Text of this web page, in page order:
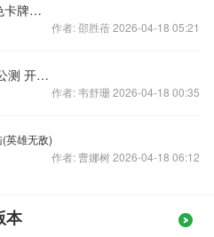
高富帅专用《大侠别嚣张》橙色卡牌大盘点
作者: 邵胜蓓 2026-04-18 05:21
《暗黑黎明》12月11日全平台公测 开服活动抢先看
作者: 韦舒珊 2026-04-18 00:35
英雄无敌)
作者: 曹娜树 2026-04-18 06:12
本